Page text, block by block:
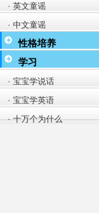
· 英文童谣
· 中文童谣
性格培养
学习
· 宝宝学说话
· 宝宝学英语
· 十万个为什么